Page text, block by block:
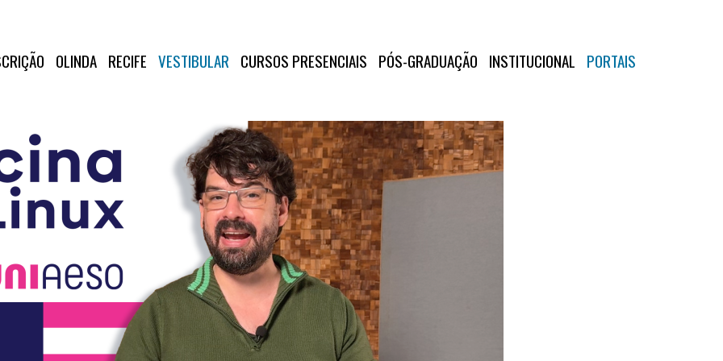
OLINDA RECIFE VESTIBULAR CURSOS PRESENCIAIS PÓS-GRADUAÇÃO INSTITUCIONAL PORTAIS